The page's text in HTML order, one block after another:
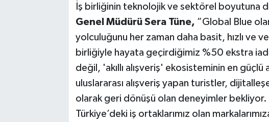
İş birliğinin teknolojik ve sektörel boyutuna
Genel Müdürü Sera Tüne, ”Global Blue
yolculuğunu her zaman daha basit, hızlı ve
birliğiyle hayata geçirdiğimiz %50 ekstra
değil, 'akıllı alışveriş' ekosisteminin en güçlü
uluslararası alışveriş yapan turistler,
olarak geri dönüşü olan deneyimler
Türkiye’deki iş ortaklarımız olan